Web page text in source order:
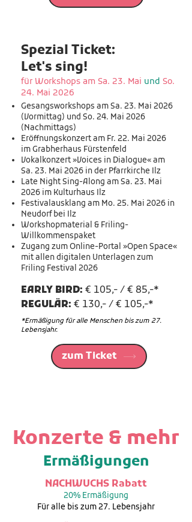
Spezial Ticket:
Let's sing!
für Workshops am Sa. 23. Mai und So.
24. Mai 2026
Gesangsworkshops am Sa. 23. Mai 2026
(Vormittag) und So. 24. Mai 2026
(Nachmittags)
Eröffnungskonzert am Fr. 22. Mai 2026
im Grabherhaus Fürstenfeld
Vokalkonzert »Voices in Dialogue« am
Sa. 23. Mai 2026 in der Pfarrkirche Ilz
Late Night Sing-Along am Sa. 23. Mai
2026 im Kulturhaus Ilz
Festivalausklang am Mo. 25. Mai 2026 in
Neudorf bei Ilz
Workshopmaterial & Friling-
Willkommenspaket
Zugang zum Online-Portal »Open Space«
mit allen digitalen Unterlagen zum
Friling Festival 2026
EARLY BIRD: € 105,- / € 85,-*
REGULÄR: € 130,- / € 105,-*
*Ermäßigung für alle Menschen bis zum 27.
Lebensjahr.
zum Ticket
Konzerte & mehr
Ermäßigungen
NACHWUCHS Rabatt
20% Ermäßigung
Für alle bis zum 27. Lebensjahr